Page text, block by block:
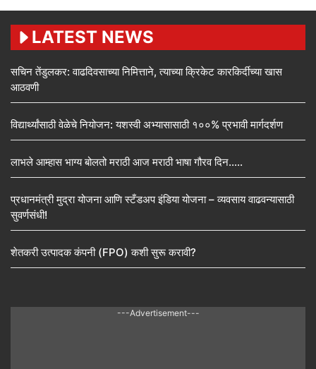
LATEST NEWS
सचिन तेंडुलकर: वाढदिवसाच्या निमित्ताने, त्याच्या क्रिकेट कारकिर्दीच्या खास
आठवणी
विद्यार्थ्यांसाठी वेळेचे नियोजन: यशस्वी अभ्यासासाठी १००% प्रभावी मार्गदर्शण
लाभले आम्हास भाग्य बोलतो मराठी आज मराठी भाषा गौरव दिन…..
प्रधानमंत्री मुद्रा योजना आणि स्टँडअप इंडिया योजना – व्यवसाय वाढवन्यासाठी
सुवर्णसंधी!
शेतकरी उत्पादक कंपनी (FPO) कशी सुरू करावी?
---Advertisement---